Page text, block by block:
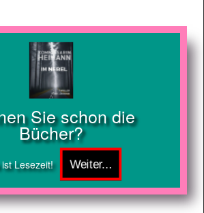
Sie schon die
Bücher?
ist Lesezeit!